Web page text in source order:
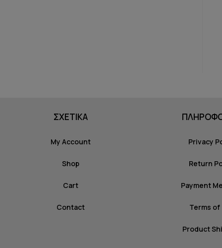
ΣΧΕΤΙΚΑ
My Account
Shop
Cart
Contact
Privacy
Return
Payment
Terms of
Product